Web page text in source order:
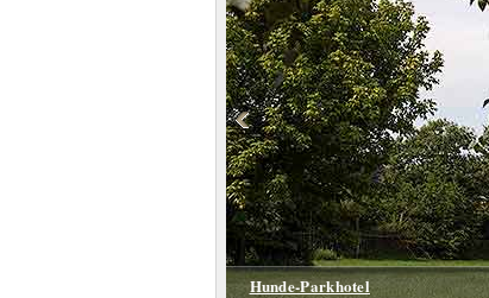
Hunde-Parkhotel